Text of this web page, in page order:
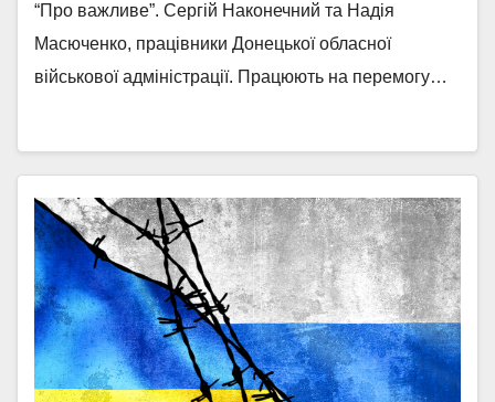
“Про важливе”. Сергій Наконечний та Надія
Масюченко, працівники Донецької обласної
військової адміністрації. Працюють на перемогу…